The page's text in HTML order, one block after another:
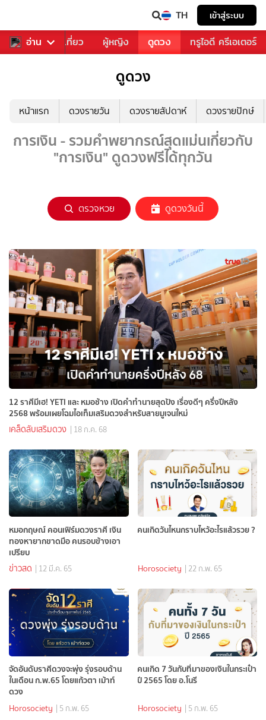
TH เข้าสู่ระบบ
อ่าน
อาหาร ท่องเที่ยว ผู้หญิง ดูดวง ทรูไอดี ครีเอเตอร์
ดูดวง
หน้าแรก ดวงรายวัน ดวงรายสัปดาห์ ดวงรายปักษ์
การเงิน - รวมคำพยากรณ์สุดแม่นเกี่ยวกับ
"การเงิน" ดูดวงฟรีได้ทุกวัน
ตรวจหวย ดูดวงวันนี้
12 ราศีมีเฮ! YETI และ หมอช้าง เปิดคำทำนายสุดปัง เรื่องดีๆ ครึ่งปีหลัง
2568 พร้อมเผยโฉมไอเท็มเสริมดวงสำหรับสายมูเจนใหม่
เคล็ดลับเสริมดวง | 18 ก.ค. 68
หมอกฤษณ์ คอนเฟิร์มดวงราศี เงิน
ทองหายากขาดมือ คนรอบข้างเอา
เปรียบ
ข่าวสด | 12 มี.ค. 65
คนเกิดวันไหนกราบไหว้อะไรแล้วรวย ?
Horosociety | 22 ก.พ. 65
จัดอันดับราศีดวงจะพุ่ง รุ่งรอบด้าน
ในเดือน ก.พ.65 โดยแก้วตา เม้าท์
ดวง
Horosociety | 5 ก.พ. 65
คนเกิด 7 วันกับที่มาของเงินในกระเป๋า
ปี 2565 โดย อ.โนรี
Horosociety | 5 ก.พ. 65